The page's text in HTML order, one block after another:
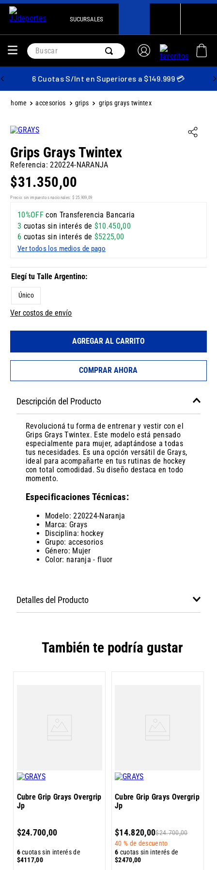
SUCURSALES
Buscar
6 Cuotas S/Int en Superiores a $149.999 💳
accesorios grips grips grays twintex
Grips Grays Twintex
Referencia:220224-NARANJA
$31.350,00
Precio sin impuestos nacionales: $ 25.909,09
10%OFFcon Transferencia Bancaria
3 cuotas sin interés de $10.450,00
6 cuotas sin interés de $5225,00
Ver todos los medios de pago
Único
Ver costos de envío
AGREGAR AL CARRITO
COMPRAR AHORA
Descripción del Producto
Revolucioná tu forma de entrenar y vestir con el
Grips Grays Twintex. Este modelo está pensado
especialmente para mujer, adaptándose a todas
tus necesidades. Es una opción versátil de Grays,
ideal para acompañarte en tus rutinas de hockey
con total comodidad. Su diseño destaca en todo
momento.
Especificaciones Técnicas:
Modelo: 220224-Naranja
Marca: Grays
Disciplina: hockey
Grupo: accesorios
Género: Mujer
Color: naranja - fluor
Detalles del Producto
También te podría gustar
Cubre Grip Grays Overgrip
Jp
$24.700,00
6cuotas sin interés de
$4117,00
Cubre Grip Grays Overgrip
Jp
$14.820,00$24.700,00
40 % de descuento
6 cuotas sin interés de
$2470,00